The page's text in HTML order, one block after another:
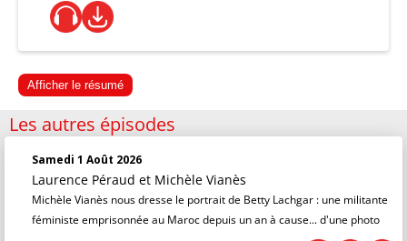
Afficher le résumé
Les autres épisodes
Samedi 1 Août 2026
Laurence Péraud et Michèle Vianès
Michèle Vianès nous dresse le portrait de Betty Lachgar : une militante
féministe emprisonnée au Maroc depuis un an à cause... d'une photo